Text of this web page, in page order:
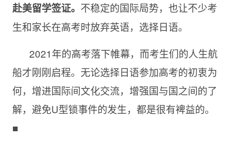
赴美留学签证。 不稳定的国际局势，也让不少考
生和家长在高考时放弃英语，选择日语。
2021年的高考落下帷幕，而考生们的人生航
船才刚刚启程。无论选择日语参加高考的初衷为
何，增进国际间文化交流，增强国与国之间的了
解，避免U型锁事件的发生，都是很有裨益的。
■